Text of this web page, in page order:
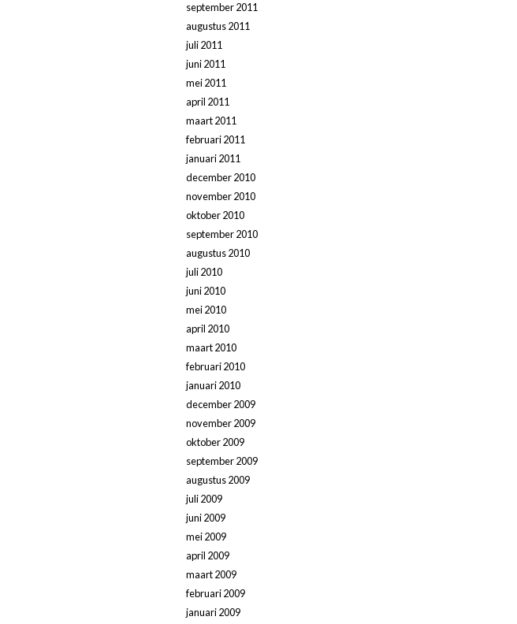
september 2011
augustus 2011
juli 2011
juni 2011
mei 2011
april 2011
maart 2011
februari 2011
januari 2011
december 2010
november 2010
oktober 2010
september 2010
augustus 2010
juli 2010
juni 2010
mei 2010
april 2010
maart 2010
februari 2010
januari 2010
december 2009
november 2009
oktober 2009
september 2009
augustus 2009
juli 2009
juni 2009
mei 2009
april 2009
maart 2009
februari 2009
januari 2009